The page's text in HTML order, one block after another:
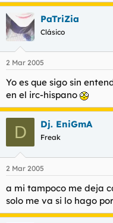
PaTriZia
Clásico
2 Mar 2005
Yo es que sigo sin
en el irc-hispano
D Dj. EniGmA
Freak
2 Mar 2005
a mi tampoco me deja
solo me va si lo hago